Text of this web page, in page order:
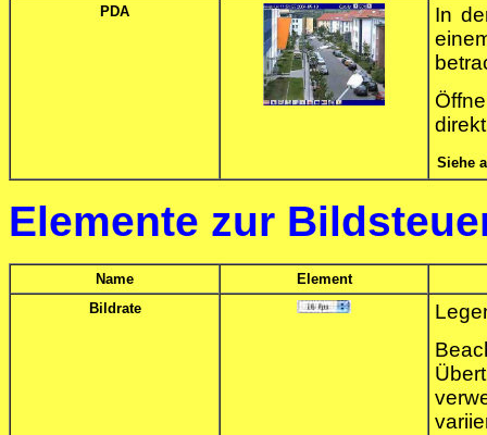
PDA
In
Siehe
Elemente zur
Name
Element
Bildrate